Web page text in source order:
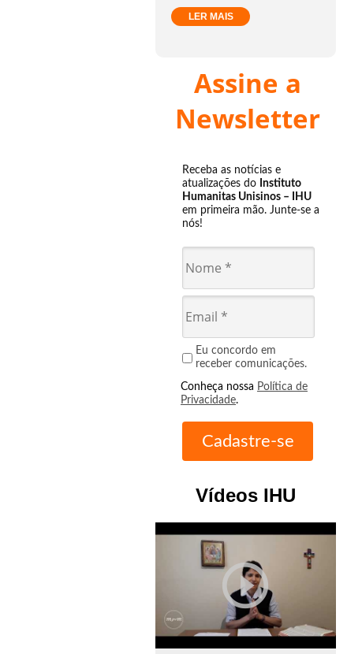
LER MAIS
Assine a
Newsletter
Receba as notícias e
atualizações do Instituto
Humanitas Unisinos – IHU
em primeira mão. Junte-se a
nós!
Eu concordo em
receber comunicações.
Conheça nossa Política de
Privacidade.
Vídeos IHU
play_circle_outline